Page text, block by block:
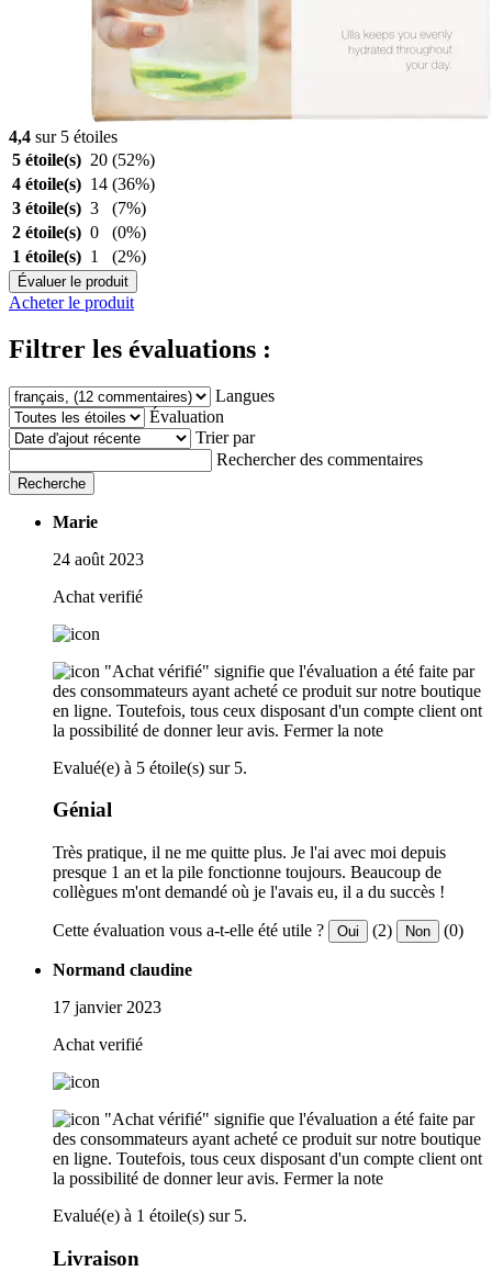
4,4 sur 5 étoiles
5 étoile(s) 20 (52%)
4 étoile(s) 14 (36%)
3 étoile(s) 3
(7%)
2 étoile(s) 0
(0%)
1 étoile(s) 1 (2%)
Évaluer le produit
Acheter le produit
Filtrer les évaluations :
Langues
Évaluation
Trier par
Rechercher des commentaires
Recherche
Marie
24 août 2023
Achat verifié
"Achat vérifié" signifie que l'évaluation a été faite par
des consommateurs ayant acheté ce produit sur notre boutique
en ligne. Toutefois, tous ceux disposant d'un compte client ont
la possibilité de donner leur avis. Fermer la note
Evalué(e) à 5 étoile(s) sur 5.
Génial
Très pratique, il ne me quitte plus. Je l'ai avec moi depuis
presque 1 an et la pile fonctionne toujours. Beaucoup de
collègues m'ont demandé où je l'avais eu, il a du succès !
Cette évaluation vous a-t-elle été utile ? Oui (2) Non (0)
Normand claudine
17 janvier 2023
Achat verifié
"Achat vérifié" signifie que l'évaluation a été faite par
des consommateurs ayant acheté ce produit sur notre boutique
en ligne. Toutefois, tous ceux disposant d'un compte client ont
la possibilité de donner leur avis. Fermer la note
Evalué(e) à 1 étoile(s) sur 5.
Livraison